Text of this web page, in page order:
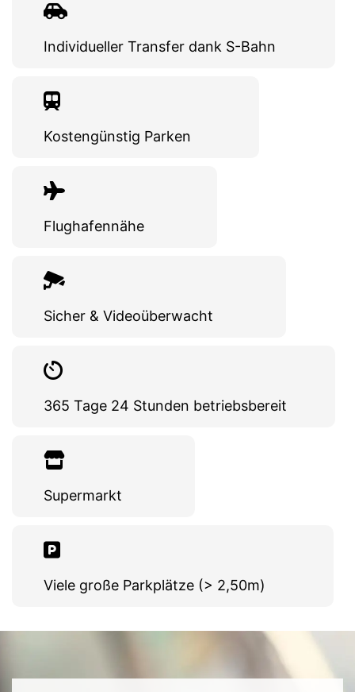
Individueller Transfer dank S-Bahn
Kostengünstig Parken
Flughafennähe
Sicher & Videoüberwacht
365 Tage 24 Stunden betriebsbereit
Supermarkt
Viele große Parkplätze (> 2,50m)